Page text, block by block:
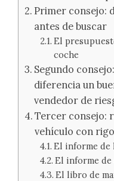
Primer consejo:
antes de buscar
El
coche
Segundo
diferencia un
vendedor de
Tercer consejo:
vehículo con
El informe de
El informe de
El libro de